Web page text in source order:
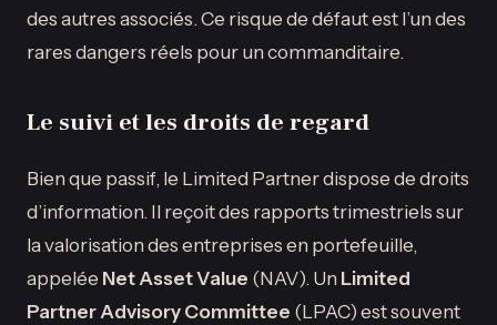
des autres associés. Ce risque de défaut est l’un des
rares dangers réels pour un commanditaire.
Le suivi et les droits de regard
Bien que passif, le Limited Partner dispose de droits
d’information. Il reçoit des rapports trimestriels sur
la valorisation des entreprises en portefeuille,
appelée Net Asset Value (NAV). Un Limited
Partner Advisory Committee (LPAC) est souvent